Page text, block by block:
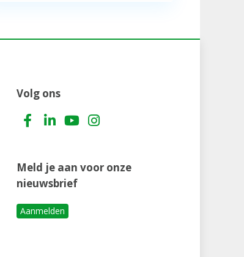
Volg ons
Meld je aan voor onze
nieuwsbrief
Aanmelden